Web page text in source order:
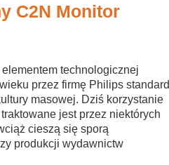
C2N Monitor
technologicznej
przez firmę Philips standard
masowej. Dziś korzystanie
jest przez niektórych
cieszą się sporą
produkcji wydawnictw